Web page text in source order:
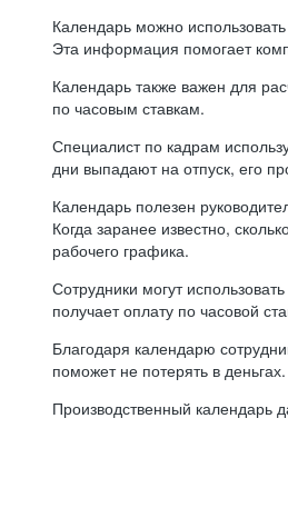
Календарь можно
Эта информация помогает
Календарь также важен для
по часовым ставкам.
Специалист по кадрам
дни выпадают на отпуск, его
Календарь полезен
Когда заранее известно,
рабочего графика.
Сотрудники могут
получает оплату по часовой
Благодаря календарю
поможет не потерять в деньгах.
Производственный календарь